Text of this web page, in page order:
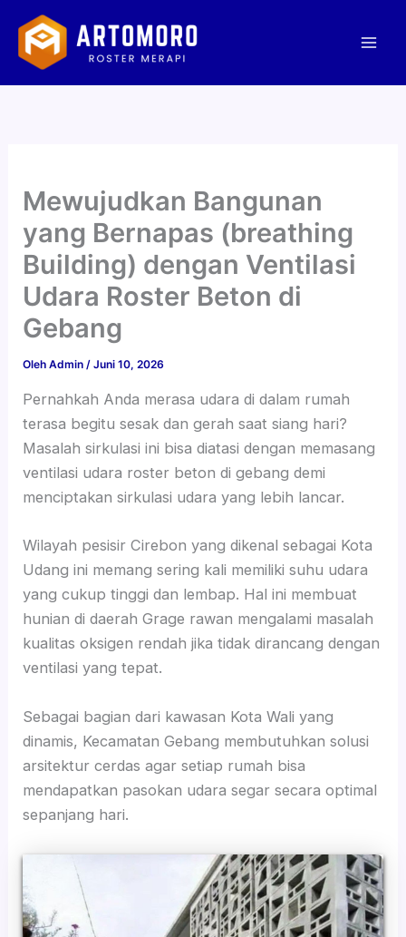
Lewati
konten
Mewujudkan Bangunan
yang Bernapas (breathing
Building) dengan Ventilasi
Udara Roster Beton di
Gebang
OlehAdmin /Juni 10, 2026
Pernahkah Anda merasa udara di dalam rumah
terasa begitu sesak dan gerah saat siang hari?
Masalah sirkulasi ini bisa diatasi dengan memasang
ventilasi udara roster beton di gebang demi
menciptakan sirkulasi udara yang lebih lancar.
Wilayah pesisir Cirebon yang dikenal sebagai Kota
Udang ini memang sering kali memiliki suhu udara
yang cukup tinggi dan lembap. Hal ini membuat
hunian di daerah Grage rawan mengalami masalah
kualitas oksigen rendah jika tidak dirancang dengan
ventilasi yang tepat.
Sebagai bagian dari kawasan Kota Wali yang
dinamis, Kecamatan Gebang membutuhkan solusi
arsitektur cerdas agar setiap rumah bisa
mendapatkan pasokan udara segar secara optimal
sepanjang hari.